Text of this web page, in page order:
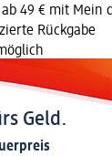
49 € mit Mein
Rückgabe
Geld.